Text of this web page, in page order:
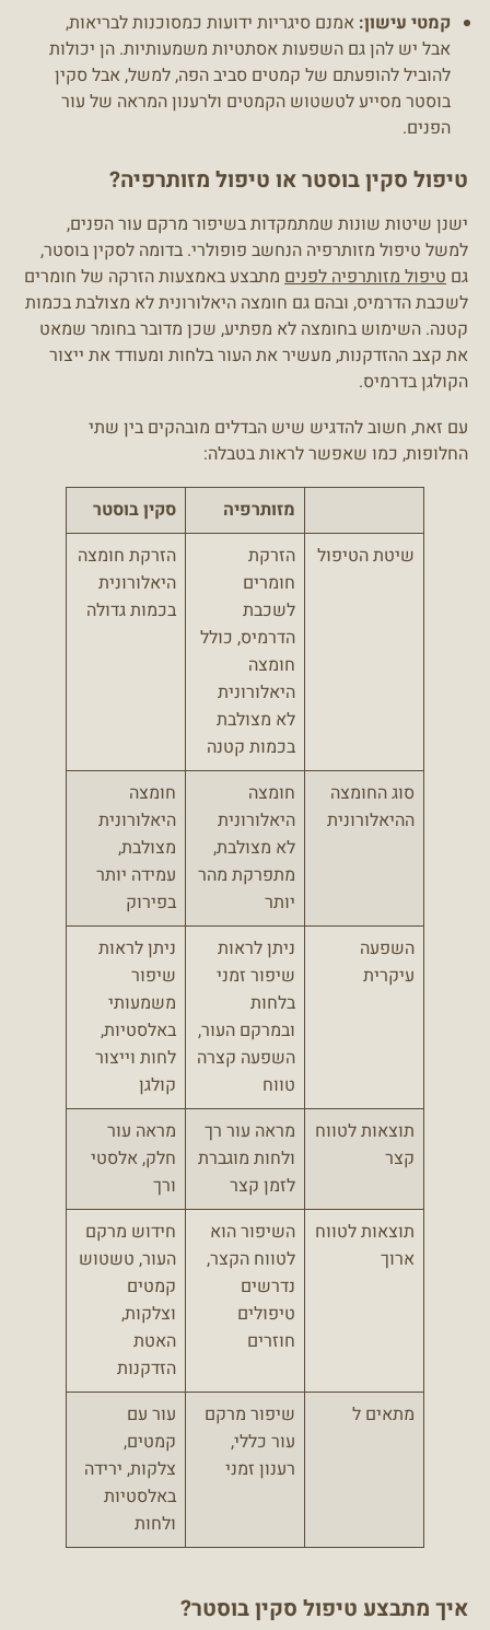
קמטי עישון: אמנם סיגריות ידועות כמסוכנות לבריאות,
אבל יש להן גם השפעות אסתטיות משמעותיות. הן יכולות
להוביל להופעתם של קמטים סביב הפה, למשל, אבל סקין
בוסטר מסייע לטשטוש הקמטים ולרענון המראה של עור
הפנים.
טיפול סקין בוסטר או טיפול מזותרפיה?
ישנן שיטות שונות שמתמקדות בשיפור מרקם עור הפנים,
למשל טיפול מזותרפיה הנחשב פופולרי. בדומה לסקין בוסטר,
גם טיפול מזותרפיה לפנים מתבצע באמצעות הזרקה של חומרים
לשכבת הדרמיס, ובהם גם חומצה היאלורונית לא מצולבת בכמות
קטנה. השימוש בחומצה לא מפתיע, שכן מדובר בחומר שמאט
את קצב ההזדקנות, מעשיר את העור בלחות ומעודד את ייצור
הקולגן בדרמיס.
עם זאת, חשוב להדגיש שיש הבדלים מובהקים בין שתי
החלופות, כמו שאפשר לראות בטבלה:
מזותרפיה
סקין בוסטר
שיטת הטיפול
הזרקת
חומרים
לשכבת
הדרמיס, כולל
חומצה
היאלורונית
לא מצולבת
בכמות קטנה
הזרקת חומצה
היאלורונית
בכמות גדולה
סוג החומצה
ההיאלורונית
חומצה
היאלורונית
לא מצולבת,
מתפרקת מהר
יותר
חומצה
היאלורונית
מצולבת,
עמידה יותר
בפירוק
השפעה
עיקרית
ניתן לראות
שיפור זמני
בלחות
ובמרקם העור,
השפעה קצרה
טווח
ניתן לראות
שיפור
משמעותי
באלסטיות,
לחות וייצור
קולגן
תוצאות לטווח
קצר
מראה עור רך
ולחות מוגברת
לזמן קצר
מראה עור
חלק, אלסטי
ורך
תוצאות לטווח
ארוך
השיפור הוא
לטווח הקצר,
נדרשים
טיפולים
חוזרים
חידוש מרקם
העור, טשטוש
קמטים
וצלקות,
האטת
הזדקנות
מתאים ל
שיפור מרקם
עור כללי,
רענון זמני
עור עם
קמטים,
צלקות, ירידה
באלסטיות
ולחות
איך מתבצע טיפול סקין בוסטר?